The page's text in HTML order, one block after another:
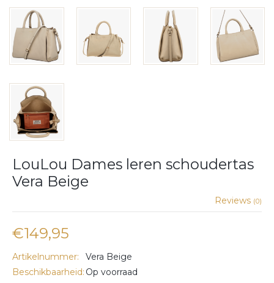
LouLou Dames leren schoudertas
Vera Beige
Reviews (0)
€149,95
Artikelnummer:
Vera Beige
Beschikbaarheid: Op voorraad